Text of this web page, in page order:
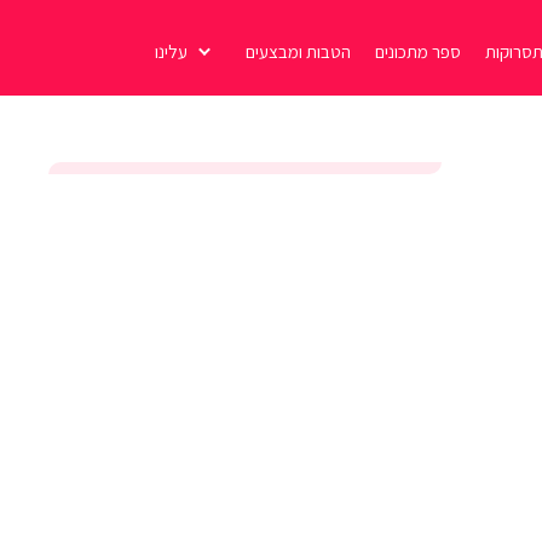
תסרוקות ספר מתכונים הטבות ומבצעים עלינו